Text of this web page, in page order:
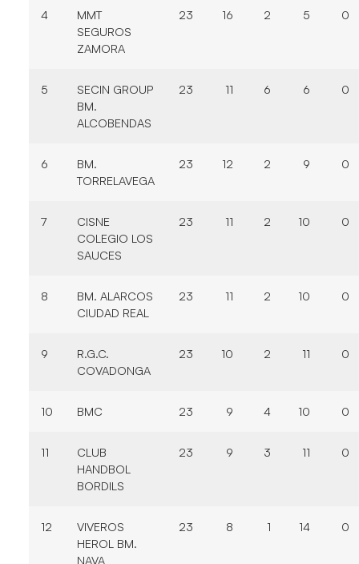
4
MMT
SEGUROS
ZAMORA
23 16 2 5 0
5
SECIN GROUP
BM.
ALCOBENDAS
23 11 6 6 0
6
BM.
TORRELAVEGA
23 12 2 9 0
7
CISNE
COLEGIO LOS
SAUCES
23 11 2 10 0
8
BM. ALARCOS
CIUDAD REAL
23 11 2 10 0
9
R.G.C.
COVADONGA
23 10 2 11 0
10 BMC 23 9 4 10 0
11
CLUB
HANDBOL
BORDILS
23 9 3 11 0
12
VIVEROS
HEROL BM.
NAVA
23 8 1 14 0